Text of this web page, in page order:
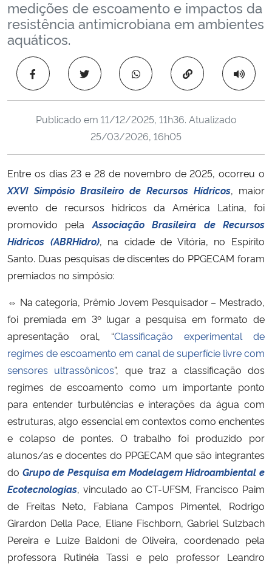
Ministério da Saúde
Ministério de Minas e Energia
Ministério da Ciência, Tecnologia, Inovações e Comunicações
Ministério do Meio Ambiente
Ministério do Turismo
Ministério do Desenvolvimento Regional
Controladoria-Geral da União
Ministério da Mulher, da Família e dos Direitos Humanos
Secretaria de Governo
Gabinete de Segurança Institucional
Advocacia-Geral da União
medições de escoamento e impactos da
resistência antimicrobiana em ambientes
aquáticos.
Copiar para área
Publicado em 11/12/2025, 11h36. Atualizado
25/03/2026, 16h05
Entre os dias 23 e 28 de novembro de 2025, ocorreu o
XXVI Simpósio Brasileiro de Recursos Hídricos, maior
evento de recursos hídricos da América Latina, foi
promovido pela Associação Brasileira de Recursos
Hídricos (ABRHidro), na cidade de Vitória, no Espírito
Santo. Duas pesquisas de discentes do PPGECAM foram
premiados no simpósio:
⇔ Na categoria, Prêmio Jovem Pesquisador – Mestrado,
foi premiada em 3º lugar a pesquisa em formato de
apresentação oral, “Classificação experimental de
regimes de escoamento em canal de superfície livre com
sensores ultrassônicos”, que traz a classificação dos
regimes de escoamento como um importante ponto
para entender turbulências e interações da água com
estruturas, algo essencial em contextos como enchentes
e colapso de pontes. O trabalho foi produzido por
alunos/as e docentes do PPGECAM que são integrantes
do Grupo de Pesquisa em Modelagem Hidroambiental e
Ecotecnologias, vinculado ao CT-UFSM, Francisco Paim
de Freitas Neto, Fabiana Campos Pimentel, Rodrigo
Girardon Della Pace, Eliane Fischborn, Gabriel Sulzbach
Pereira e Luize Baldoni de Oliveira, coordenado pela
professora Rutinéia Tassi e pelo professor Leandro